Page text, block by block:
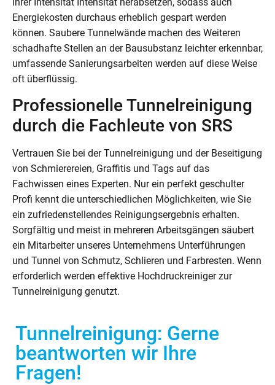
Energiekosten durchaus erheblich gespart werden
können. Saubere Tunnelwände machen des Weiteren
schadhafte Stellen an der Bausubstanz leichter erkennbar,
umfassende Sanierungsarbeiten werden auf diese Weise
oft überflüssig.
Professionelle Tunnelreinigung
durch die Fachleute von SRS
Vertrauen Sie bei der Tunnelreinigung und der Beseitigung
von Schmierereien, Graffitis und Tags auf das
Fachwissen eines Experten. Nur ein perfekt geschulter
Profi kennt die unterschiedlichen Möglichkeiten, wie Sie
ein zufriedenstellendes Reinigungsergebnis erhalten.
Sorgfältig und meist in mehreren Arbeitsgängen säubert
ein Mitarbeiter unseres Unternehmens Unterführungen
und Tunnel von Schmutz, Schlieren und Farbresten. Wenn
erforderlich werden effektive Hochdruckreiniger zur
Tunnelreinigung genutzt.
Tunnelreinigung: Gerne
beantworten wir Ihre
Fragen!